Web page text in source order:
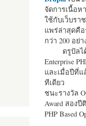
จัดการเนื้อห
ใช้กับเว็บรา
แพร่ล่าสุดคือ
กว่า 200 อย่
ดรูปัลได้
Enterprise
และเมื่อปีที่แ
ทีเดียว
ชนะรางวัล
Award สองปี
PHP Based